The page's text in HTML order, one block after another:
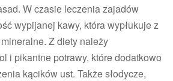
W czasie leczenia zajadów
wypijanej kawy, która wypłukuje z
Z diety należy
i pikantne potrawy, które dodatkowo
kącików ust. Także słodycze,